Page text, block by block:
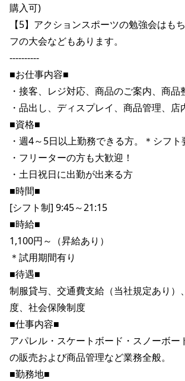
購入可)
【5】アクションスポーツの勉強会はも
フの大会などもあります。
----------
■お仕事内容■
・接客、レジ対応、商品のご案内、商品
・品出し、ディスプレイ、商品管理、店
■資格■
・週4～5日以上勤務できる方。＊シフト
・フリーターの方も大歓迎！
・土日祝日に出勤が出来る方
■時間■
[シフト制] 9:45～21:15
■時給■
1,100円～（昇給あり）
＊試用期間有り
■待遇■
制服貸与、交通費支給（当社規定あり）
度、社会保険制度
■仕事内容■
アパレル・スケートボード・スノーボー
の販売および商品管理など業務全般。
■勤務地■